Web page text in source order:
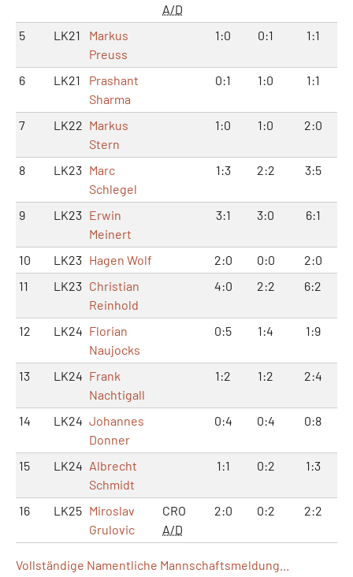
A/D
5 LK21
Markus
Preuss
1:0 0:1 1:1
6 LK21
Prashant
Sharma
0:1 1:0 1:1
7 LK22 Markus
Stern
1:0 1:0 2:0
8 LK23 Marc
Schlegel
1:3 2:2 3:5
9 LK23 Erwin
Meinert
3:1 3:0 6:1
10 LK23 Hagen Wolf 2:0 0:0
2:0
11
LK23 Christian
Reinhold
4:0 2:2 6:2
12 LK24 Florian
Naujocks
0:5 1:4 1:9
13 LK24 Frank
Nachtigall
1:2 1:2 2:4
14 LK24 Johannes
Donner
0:4 0:4 0:8
15 LK24 Albrecht
Schmidt
1:1 0:2 1:3
16 LK25 Miroslav
Grulovic
CRO
A/D
2:0 0:2 2:2
Vollständige Namentliche Mannschaftsmeldung...